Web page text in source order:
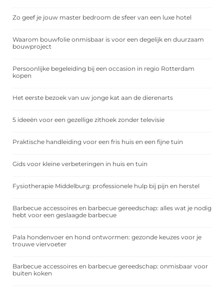
Zo geef je jouw master bedroom de sfeer van een luxe hotel
Waarom bouwfolie onmisbaar is voor een degelijk en duurzaam
bouwproject
Persoonlijke begeleiding bij een occasion in regio Rotterdam
kopen
Het eerste bezoek van uw jonge kat aan de dierenarts
5 ideeën voor een gezellige zithoek zonder televisie
Praktische handleiding voor een fris huis en een fijne tuin
Gids voor kleine verbeteringen in huis en tuin
Fysiotherapie Middelburg: professionele hulp bij pijn en herstel
Barbecue accessoires en barbecue gereedschap: alles wat je nodig
hebt voor een geslaagde barbecue
Pala hondenvoer en hond ontwormen: gezonde keuzes voor je
trouwe viervoeter
Barbecue accessoires en barbecue gereedschap: onmisbaar voor
buiten koken